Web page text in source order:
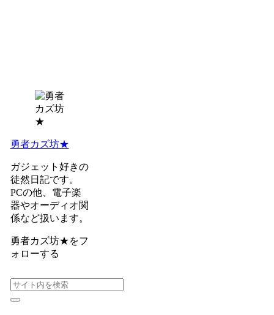
勇者カズ坊★
ガジェット好きの
徒然日記です。
PCの他、電子楽
器やオーディオ関
係など扱います。
勇者カズ坊★をフ
ォローする